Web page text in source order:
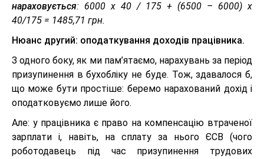
нараховується: 6000 х 40 / 175 + (6500 – 6000) х
40/175 = 1485,71 грн.
Нюанс другий: оподаткування доходів працівника.
З одного боку, як ми пам’ятаємо, нарахувань за період
призупинення в бухобліку не буде. Тож, здавалося б,
що може бути простіше: беремо нарахований дохід і
оподатковуємо лише його.
Але: у працівника є право на компенсацію втраченої
зарплати і, навіть, на сплату за нього ЄСВ (чого
роботодавець під час призупинення трудових